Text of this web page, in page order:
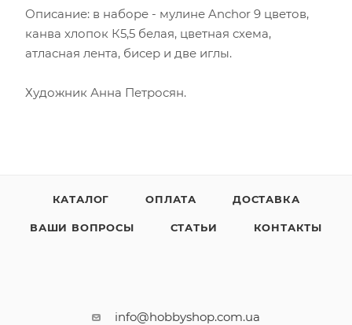
Описание: в наборе - мулине Anchor 9 цветов,
канва хлопок К5,5 белая, цветная схема,
атласная лента, бисер и две иглы.
Художник Анна Петросян.
КАТАЛОГ ОПЛАТА ДОСТАВКА
ВАШИ ВОПРОСЫ СТАТЬИ КОНТАКТЫ
info@hobbyshop.com.ua